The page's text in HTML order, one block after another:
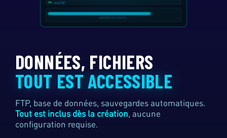
DONNÉES, FICHIERS
TOUT EST ACCESSIBLE
FTP, base de données, sauvegardes automatiques.
Tout est inclus dès la création, aucune
configuration requise.